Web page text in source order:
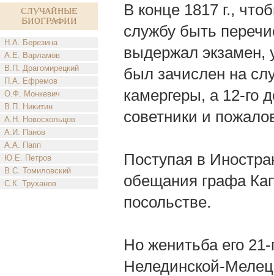
Случайные
биографии
Н.А. Березина
А.Е. Варламов
В.П. Драгомирецкий
П.А. Ефремов
О.Ф. Монкевич
В.П. Никитин
А.Н. Новоскольцов
А.И. Панов
А.А. Папп
Ю.Е. Петров
В.С. Томиловский
С.К. Труханов
В конце 1817 г.,
службу быть
выдержал экзамен,
был зачислен на
камергеры, а 12-го
советники и
Поступая в
обещания графа
посольстве.
Но женитьба его
Нелединской-